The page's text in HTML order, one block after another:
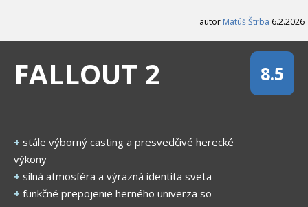
autor Matúš Štrba 6.2.2026
8.5
FALLOUT 2
+ stále výborný casting a presvedčivé herecké
výkony
+ silná atmosféra a výrazná identita sveta
+ funkčné prepojenie herného univerza so